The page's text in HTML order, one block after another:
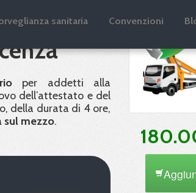
sanitaria Convenzioni
per addetti alla
dell’attestato e del
della durata di 4 ore,
sul mezzo.